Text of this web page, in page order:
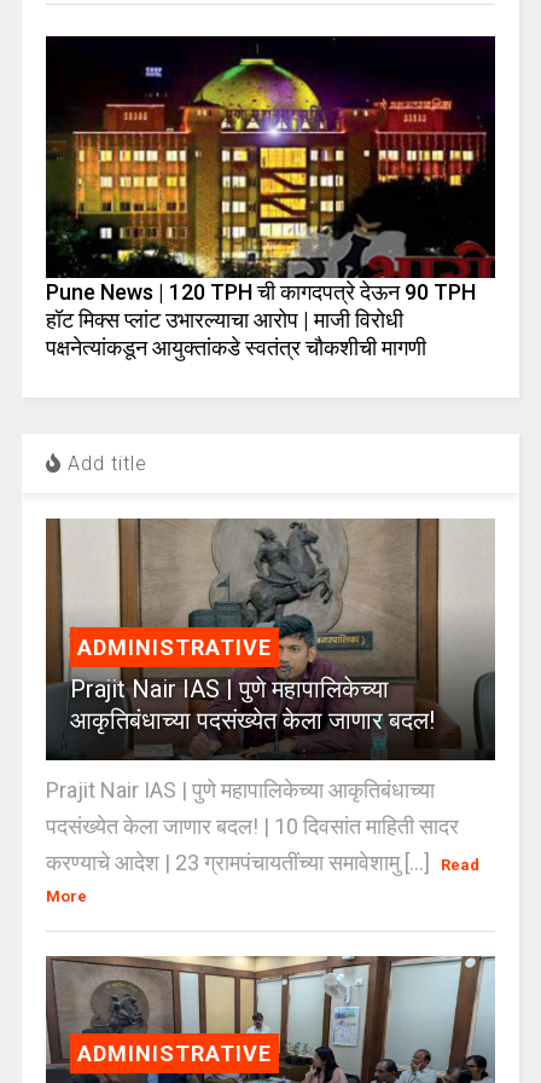
Pune News | 120 TPH ची कागदपत्रे देऊन 90 TPH
हॉट मिक्स प्लांट उभारल्याचा आरोप | माजी विरोधी
पक्षनेत्यांकडून आयुक्तांकडे स्वतंत्र चौकशीची मागणी
Add title
ADMINISTRATIVE
Prajit Nair IAS | पुणे महापालिकेच्या
आकृतिबंधाच्या पदसंख्येत केला जाणार बदल!
Prajit Nair IAS | पुणे महापालिकेच्या आकृतिबंधाच्या
पदसंख्येत केला जाणार बदल! | 10 दिवसांत माहिती सादर
करण्याचे आदेश | 23 ग्रामपंचायतींच्या समावेशामु [...]
Read
More
ADMINISTRATIVE